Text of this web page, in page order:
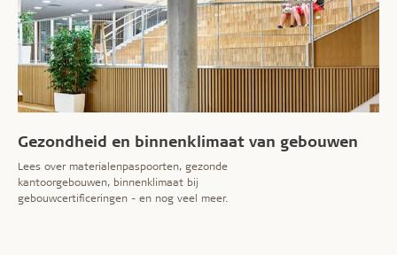
Gezondheid en binnenklimaat van gebouwen
Lees over materialenpaspoorten, gezonde
kantoorgebouwen, binnenklimaat bij
gebouwcertificeringen - en nog veel meer.